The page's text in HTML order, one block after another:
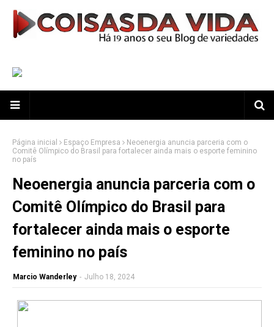
Página inicial Espaço Empresa
Neoenergia anuncia parceria com o
Comitê Olímpico do Brasil para fortalecer ainda mais o esporte feminino
no país
Neoenergia anuncia parceria com o
Comitê Olímpico do Brasil para
fortalecer ainda mais o esporte
feminino no país
Marcio Wanderley - Julho 18, 2024